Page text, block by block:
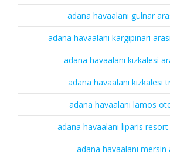
adana havaalanı gülnar
adana havaalanı kargıpınarı
adana havaalanı kızkalesi
adana havaalanı kızkalesi
adana havaalanı lamos
adana havaalanı liparis resort
adana havaalanı mersin